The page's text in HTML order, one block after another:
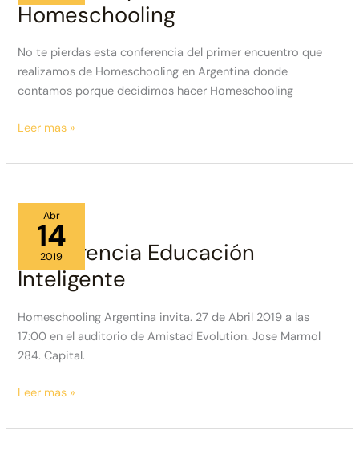
Homeschooling
No te pierdas esta conferencia del primer encuentro que
realizamos de Homeschooling en Argentina donde
contamos porque decidimos hacer Homeschooling
Nuestra
haciendo
Leer mas »
Abr
14
2019
Conferencia Educación
Inteligente
Homeschooling Argentina invita. 27 de Abril 2019 a las
17:00 en el auditorio de Amistad Evolution. Jose Marmol
284. Capital.
Conferencia
Inteligente
Leer mas »